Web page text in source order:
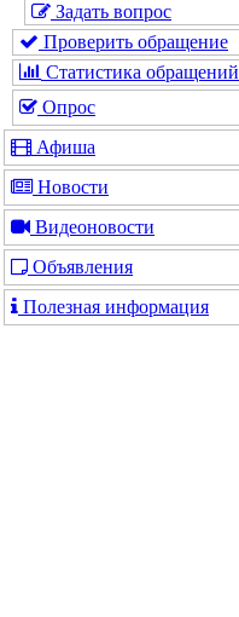
Задать вопрос
Проверить обращение
Статистика обращений
Опрос
Афиша
Новости
Видеоновости
Объявления
Полезная информация